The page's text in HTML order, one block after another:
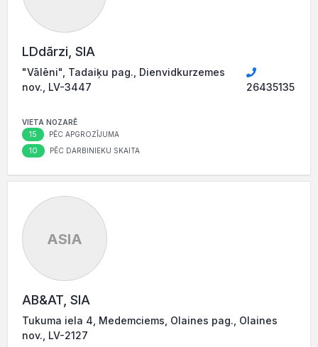
LDdārzi, SIA
"Vālēni", Tadaiķu pag., Dienvidkurzemes
nov., LV-3447
26435135
VIETA NOZARĒ
15 PĒC APGROZĪJUMA
10 PĒC DARBINIEKU SKAITA
ASIA
AB&AT, SIA
Tukuma iela 4, Medemciems, Olaines pag., Olaines
nov., LV-2127